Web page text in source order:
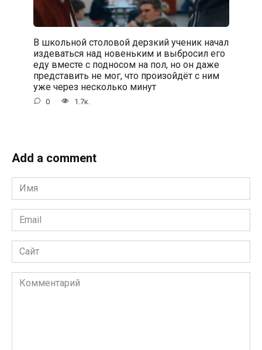
В школьной столовой дерзкий ученик начал
издеваться над новеньким и выбросил его
еду вместе с подносом на пол, но он даже
представить не мог, что произойдёт с ним
уже через несколько минут
0 1.7к.
Add a comment
Имя
*
Email
*
Сайт
Комментарий